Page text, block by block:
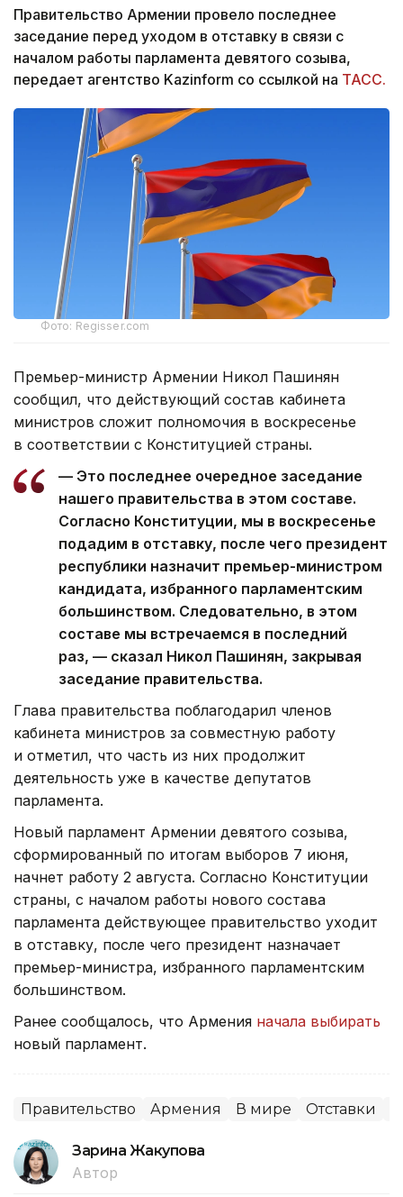
Правительство Армении провело последнее
заседание перед уходом в отставку в связи с
началом работы парламента девятого созыва,
передает агентство Kazinform со ссылкой на ТАСС.
Фото: Regisser.com
Премьер-министр Армении Никол Пашинян
сообщил, что действующий состав кабинета
министров сложит полномочия в воскресенье
в соответствии с Конституцией страны.
— Это последнее очередное заседание
нашего правительства в этом составе.
Согласно Конституции, мы в воскресенье
подадим в отставку, после чего президент
республики назначит премьер-министром
кандидата, избранного парламентским
большинством. Следовательно, в этом
составе мы встречаемся в последний
раз, — сказал Никол Пашинян, закрывая
заседание правительства.
Глава правительства поблагодарил членов
кабинета министров за совместную работу
и отметил, что часть из них продолжит
деятельность уже в качестве депутатов
парламента.
Новый парламент Армении девятого созыва,
сформированный по итогам выборов 7 июня,
начнет работу 2 августа. Согласно Конституции
страны, с началом работы нового состава
парламента действующее правительство уходит
в отставку, после чего президент назначает
премьер-министра, избранного парламентским
большинством.
Ранее сообщалось, что Армения начала выбирать
новый парламент.
Правительство Армения В мире Отставки
Зарина Жакупова
Автор